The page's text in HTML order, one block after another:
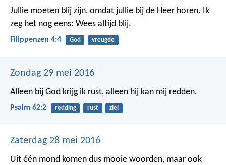
Jullie moeten blij zijn, omdat jullie bij de Heer horen. Ik
zeg het nog eens: Wees altijd blij.
Filippenzen 4:4 God vreugde
Zondag 29 mei 2016
Alleen bij God krijg ik rust, alleen hij kan mij redden.
Psalm 62:2 redding rust ziel
Zaterdag 28 mei 2016
Uit één mond komen dus mooie woorden, maar ook